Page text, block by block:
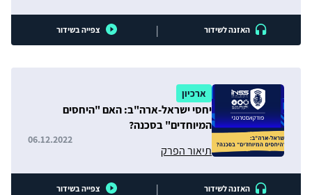
האזנה לשידור | צפייה בשידור
ארכיון
יחסי ישראל-ארה"ב: האם "היחסים
המיוחדים" בסכנה?
תיאור הפרק
06.12.2022
האזנה לשידור | צפייה בשידור